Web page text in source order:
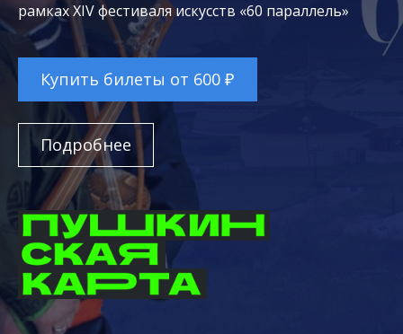
рамках XIV фестиваля искусств «60 параллель»
Купить билеты от 600 ₽
Подробнее